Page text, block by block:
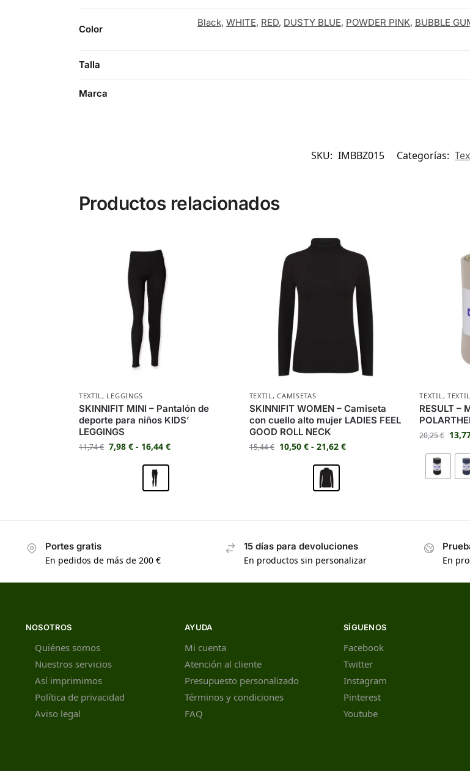
Color
Black, WHITE, RED, DUSTY BLUE, POWDER PINK, BUBBLE
Talla
Marca
SKU: IMBBZ015 Categorías:
Productos relacionados
TEXTIL, LEGGINGS
SKINNIFIT MINI – Pantalón de
deporte para niños KIDS’
LEGGINGS
11,74€ 7,98 € - 16,44 €
TEXTIL,CAMISETAS
SKINNIFIT WOMEN – Camiseta
con cuello alto mujer LADIES FEEL
GOOD ROLL NECK
15,44€ 10,50 € - 21,62 €
TEXTIL,
RESULT –
20,25€
Portes gratis
En pedidos de más de 200 €
15 días para devoluciones
En productos sin personalizar
En
NOSOTROS
Quiénes somos
Nuestros servicios
Así imprimimos
Política de privacidad
Aviso legal
AYUDA
Mi cuenta
Atención al cliente
Presupuesto personalizado
Términos y condiciones
FAQ
SÍGUENOS
Facebook
Twitter
Instagram
Pinterest
Youtube